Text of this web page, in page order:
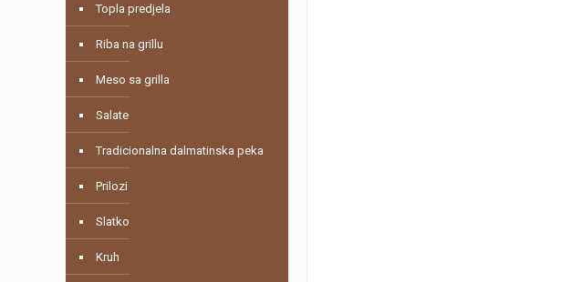
Topla predjela
Riba na grillu
Meso sa grilla
Salate
Tradicionalna dalmatinska peka
Prilozi
Slatko
Kruh